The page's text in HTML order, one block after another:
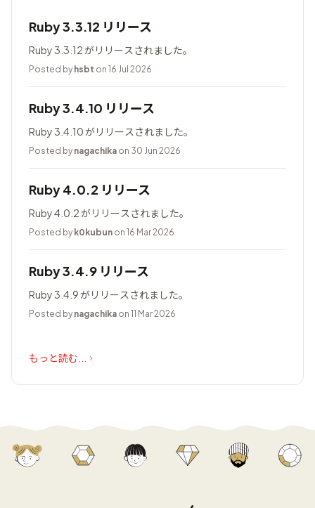
Ruby 3.3.12 リリース
Ruby 3.3.12 がリリースされました。
Posted by hsbt on 16 Jul 2026
Ruby 3.4.10 リリース
Ruby 3.4.10 がリリースされました。
Posted by nagachika on 30 Jun 2026
Ruby 4.0.2 リリース
Ruby 4.0.2 がリリースされました。
Posted by k0kubun on 16 Mar 2026
Ruby 3.4.9 リリース
Ruby 3.4.9 がリリースされました。
Posted by nagachika on 11 Mar 2026
もっと読む...